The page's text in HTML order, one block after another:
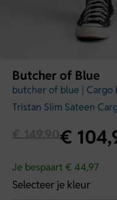
Butcher of Blue
butcher of blue | Cargo
Tristan Slim Sateen
€
Je bespaart € 44,97
Selecteer je kleur